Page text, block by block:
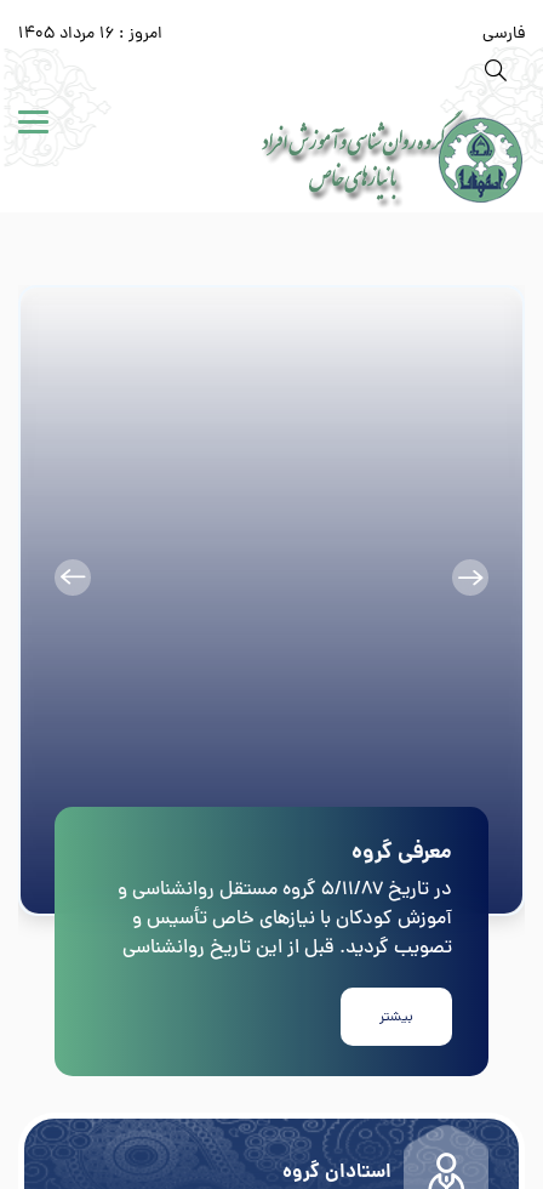
فارسی امروز : 16 مرداد 1405
معرفی گروه
در تاریخ ۵/۱۱/۸۷ گروه مستقل روانشناسی و
آموزش کودکان با نیازهای خاص تأسیس و
تصویب گردید. قبل از این تاریخ روانشناسی
آموزش کودکان با نیازهای خاص در گروه علوم
تربیتی مستقر بود.
بیشتر
استادان گروه